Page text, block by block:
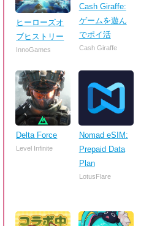
ヒーローズオ
ブヒストリー
InnoGames
Cash Giraffe:
ゲームを遊ん
でポイ活
Cash Giraffe
Delta Force
Level Infinite
Nomad eSIM:
Prepaid Data
Plan
LotusFlare